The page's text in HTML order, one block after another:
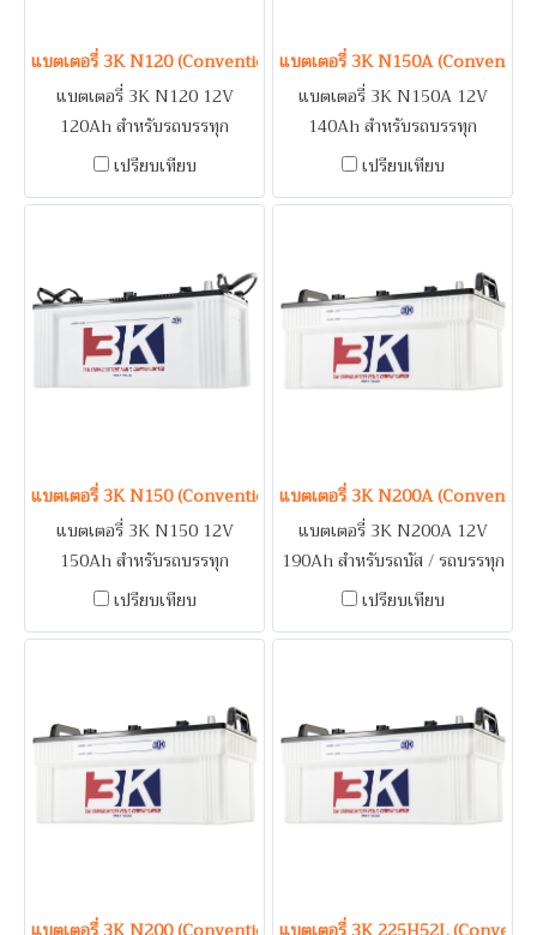
แบตเตอรี่ 3K N120 (Conventional Type) 12V 120Ah
แบตเตอรี่ 3K N120 12V
120Ah สำหรับรถบรรทุก
NISSAN CM200, CWA,
เปรียบเทียบ
แบตเตอรี่ 3K N150A
แบตเตอรี่ 3K N150A 12V
140Ah สำหรับรถบรรทุก
NISSAN CWA, DIESEL /
เปรียบเทียบ
แบตเตอรี่ 3K N150 (Conventional Type) 12V 150Ah
แบตเตอรี่ 3K N150 12V
150Ah สำหรับรถบรรทุก
NISSAN CWA, DIESEL /
เปรียบเทียบ
แบตเตอรี่ 3K N200A
แบตเตอรี่ 3K N200A 12V
190Ah สำหรับรถบัส / รถบรรทุก
/ เรือ
เปรียบเทียบ